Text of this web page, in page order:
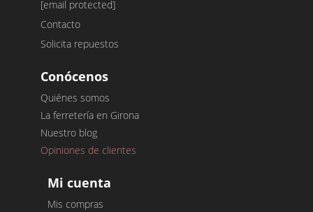
[email protected]
Contacto
Solicita repuestos
Conócenos
Quiénes somos
La ferretería en Girona
Nuestro blog
Opiniones de clientes
Mi cuenta
Mis compras